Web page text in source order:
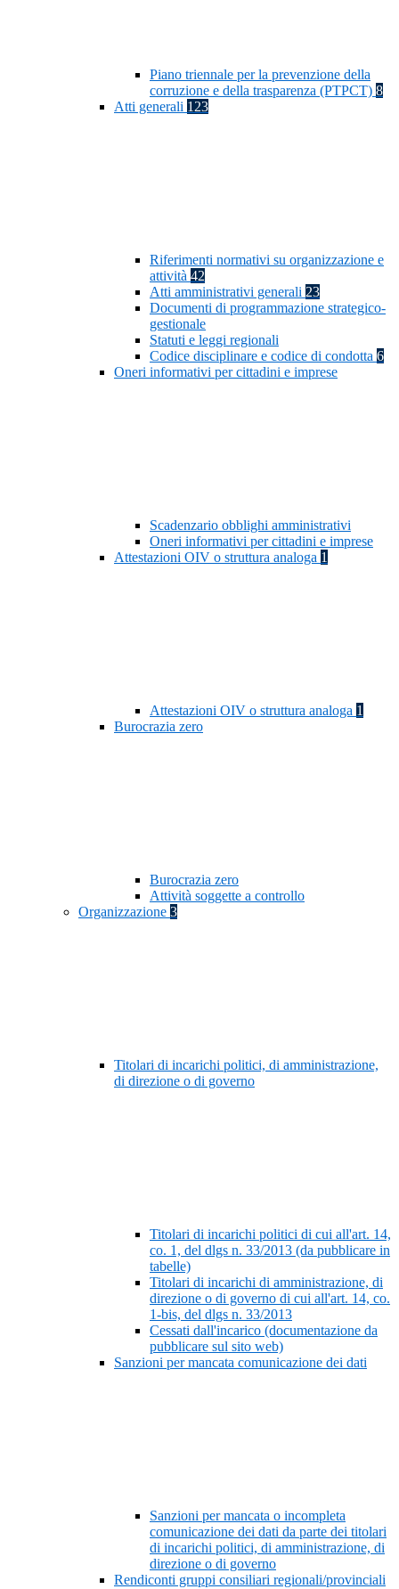
Piano triennale per la prevenzione della
corruzione e della trasparenza (PTPCT) 8
Atti generali 123
Riferimenti normativi su organizzazione e
attività 42
Atti amministrativi generali 23
Documenti di programmazione strategico-
gestionale
Statuti e leggi regionali
Codice disciplinare e codice di condotta 6
Oneri informativi per cittadini e imprese
Scadenzario obblighi amministrativi
Oneri informativi per cittadini e imprese
Attestazioni OIV o struttura analoga 1
Attestazioni OIV o struttura analoga 1
Burocrazia zero
Burocrazia zero
Attività soggette a controllo
Organizzazione 3
Titolari di incarichi politici, di amministrazione,
di direzione o di governo
Titolari di incarichi politici di cui all'art. 14,
co. 1, del dlgs n. 33/2013 (da pubblicare in
tabelle)
Titolari di incarichi di amministrazione, di
direzione o di governo di cui all'art. 14, co.
1-bis, del dlgs n. 33/2013
Cessati dall'incarico (documentazione da
pubblicare sul sito web)
Sanzioni per mancata comunicazione dei dati
Sanzioni per mancata o incompleta
comunicazione dei dati da parte dei titolari
di incarichi politici, di amministrazione, di
direzione o di governo
Rendiconti gruppi consiliari regionali/provinciali